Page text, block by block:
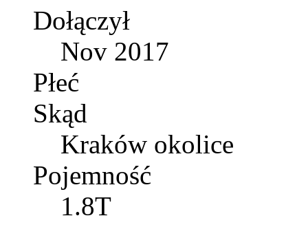
Dołączył
Nov 2017
Płeć
Skąd
Kraków okolice
Pojemność
1.8T